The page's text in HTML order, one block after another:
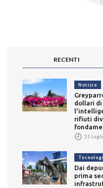
RECENTI
Notizie
dollari di
rifiuti
31
Dai
prima